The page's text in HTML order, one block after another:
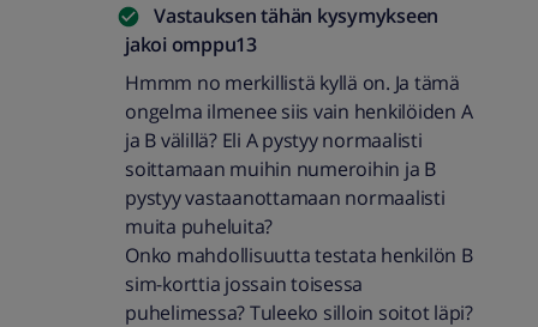
Vastauksen tähän kysymykseen
jakoi omppu13
Hmmm no merkillistä kyllä on. Ja tämä
ongelma ilmenee siis vain henkilöiden A
ja B välillä? Eli A pystyy normaalisti
soittamaan muihin numeroihin ja B
pystyy vastaanottamaan normaalisti
muita puheluita?
Onko mahdollisuutta testata henkilön B
sim-korttia jossain toisessa
puhelimessa? Tuleeko silloin soitot läpi?